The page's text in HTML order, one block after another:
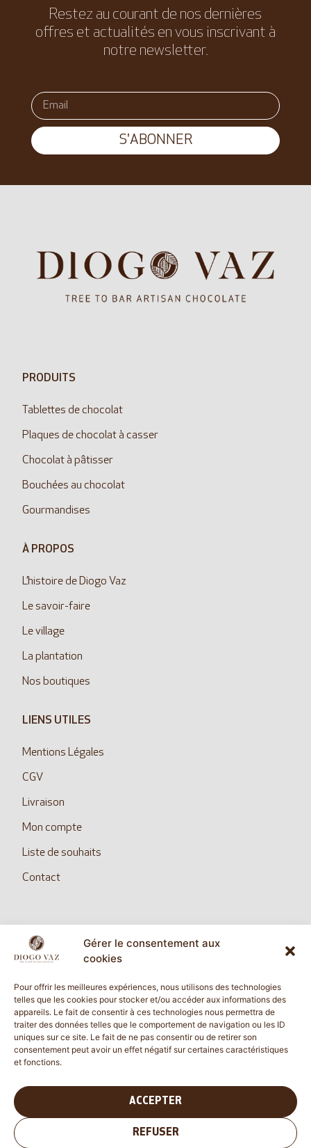
Gérer le consentement aux
cookies
Pour offrir les meilleures expériences, nous utilisons des technologies
telles que les cookies pour stocker et/ou accéder aux informations des
appareils. Le fait de consentir à ces technologies nous permettra de
traiter des données telles que le comportement de navigation ou les ID
uniques sur ce site. Le fait de ne pas consentir ou de retirer son
consentement peut avoir un effet négatif sur certaines caractéristiques
et fonctions.
ACCEPTER
REFUSER
Restez au courant de nos dernières
offres et actualités en vous inscrivant à
notre newsletter.
S'ABONNER
PRODUITS
Tablettes de chocolat
Plaques de chocolat à casser
Chocolat à pâtisser
Bouchées au chocolat
Gourmandises
À PROPOS
L’histoire de Diogo Vaz
Le savoir-faire
Le village
La plantation
Nos boutiques
LIENS UTILES
Mentions Légales
CGV
Livraison
Mon compte
Liste de souhaits
Contact
SUIVEZ NOUS
diogovazcommunication@gmail.com
Vérifié indépendamment
4.62 évaluation(60 avis)